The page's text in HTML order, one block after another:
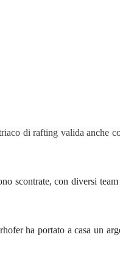
di rafting valida anche
scontrate, con diversi
ha portato a casa un